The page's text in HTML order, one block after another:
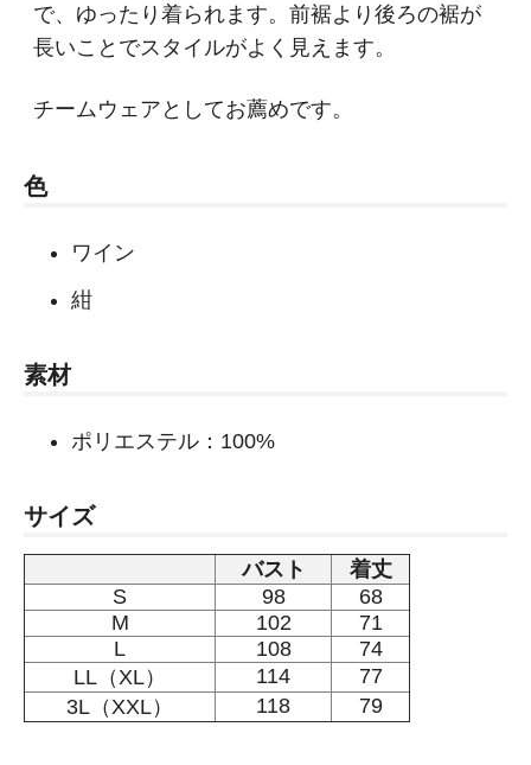
で、ゆったり着られます。前裾より後ろの裾が
長いことでスタイルがよく見えます。
チームウェアとしてお薦めです。
色
ワイン
紺
素材
ポリエステル：100%
サイズ
バスト
着丈
S
98
68
M
102
71
L
108
74
LL（XL）
114
77
3L（XXL）
118 79